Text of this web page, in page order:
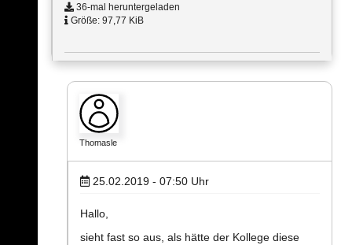
36-mal heruntergeladen
Größe: 97,77 KiB
Thomasle
25.02.2019 - 07:50 Uhr
Hallo,
sieht fast so aus, als hätte der Kollege diese